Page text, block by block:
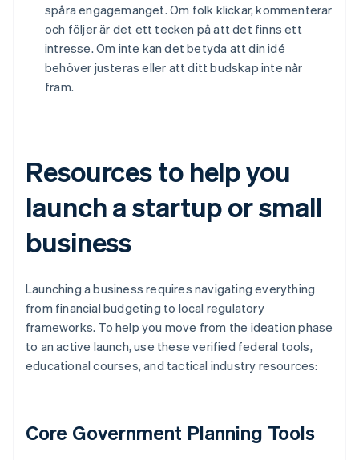
spåra engagemanget. Om folk klickar, kommenterar
och följer är det ett tecken på att det finns ett
intresse. Om inte kan det betyda att din idé
behöver justeras eller att ditt budskap inte når
fram.
Resources to help you
launch a startup or small
business
Launching a business requires navigating everything
from financial budgeting to local regulatory
frameworks. To help you move from the ideation phase
to an active launch, use these verified federal tools,
educational courses, and tactical industry resources:
Core Government Planning Tools